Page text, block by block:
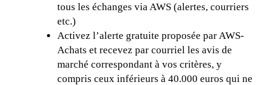
tous les échanges via AWS (alertes, courriers
etc.)
Activez l’alerte gratuite proposée par AWS-
Achats et recevez par courriel les avis de
marché correspondant à vos critères, y
compris ceux inférieurs à 40.000 euros qui ne